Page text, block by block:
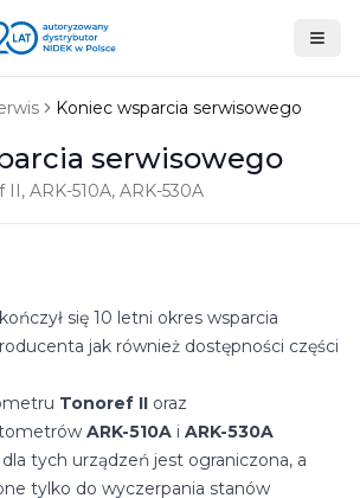
Koniec wsparcia serwisowego
serwisowego
ARK-510A, ARK-530A
się 10 letni okres wsparcia
jak również dostępności części
Tonoref II oraz
ARK-510A i ARK-530A
tych urządzeń jest ograniczona, a
tylko do wyczerpania stanów